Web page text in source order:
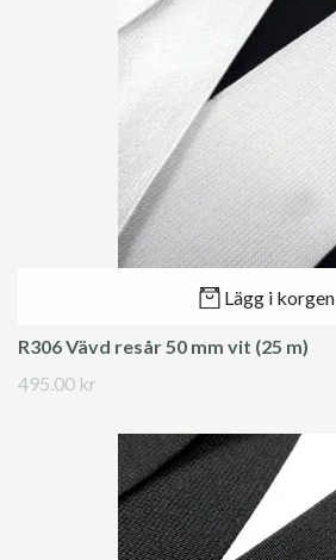
Lägg i korgen
R306 Vävd resår 50 mm vit (25 m)
495.00 kr